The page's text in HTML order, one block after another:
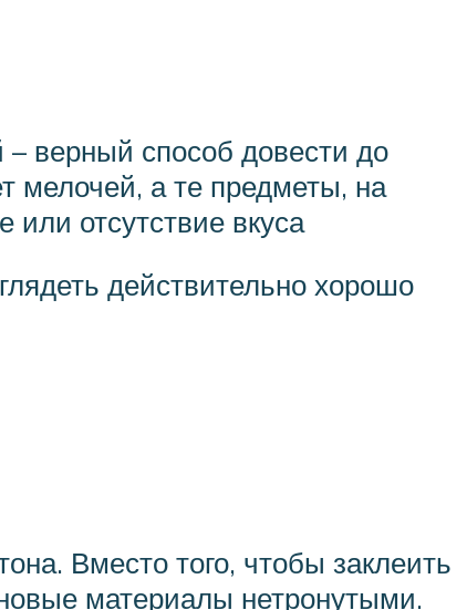
– верный способ довести до
мелочей, а те предметы, на
отсутствие вкуса
действительно хорошо
Вместо того, чтобы заклеить
материалы нетронутыми.